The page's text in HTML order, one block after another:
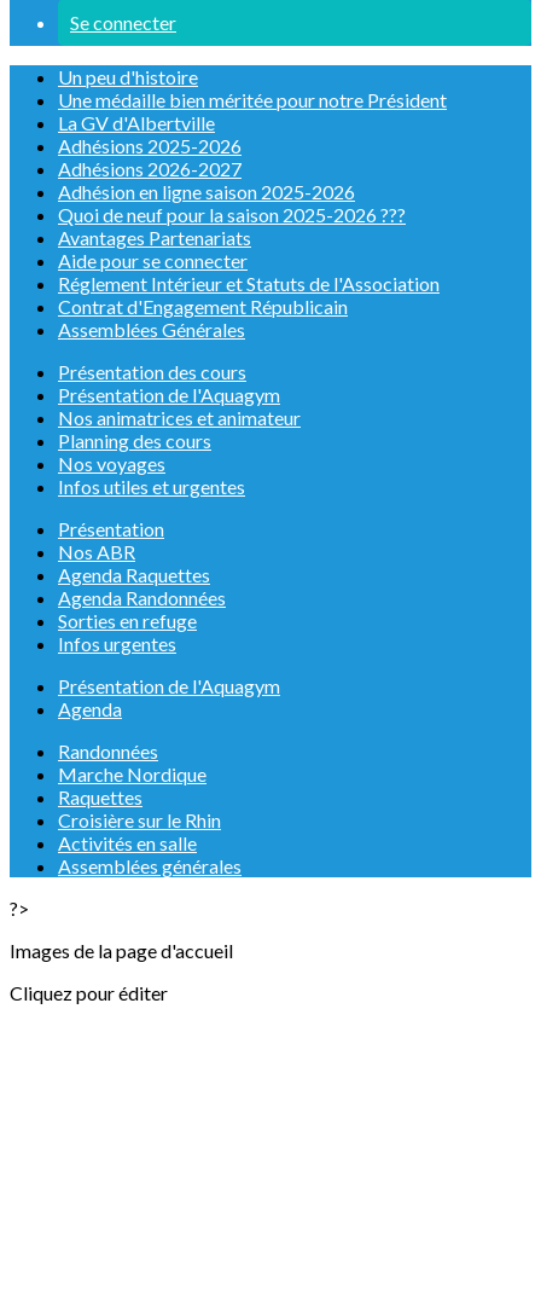
Se connecter
Un peu d'histoire
Une médaille bien méritée pour notre Président
La GV d'Albertville
Adhésions 2025-2026
Adhésions 2026-2027
Adhésion en ligne saison 2025-2026
Quoi de neuf pour la saison 2025-2026 ???
Avantages Partenariats
Aide pour se connecter
Réglement Intérieur et Statuts de l'Association
Contrat d'Engagement Républicain
Assemblées Générales
Présentation des cours
Présentation de l'Aquagym
Nos animatrices et animateur
Planning des cours
Nos voyages
Infos utiles et urgentes
Présentation
Nos ABR
Agenda Raquettes
Agenda Randonnées
Sorties en refuge
Infos urgentes
Présentation de l'Aquagym
Agenda
Randonnées
Marche Nordique
Raquettes
Croisière sur le Rhin
Activités en salle
Assemblées générales
?>
Images de la page d'accueil
Cliquez pour éditer